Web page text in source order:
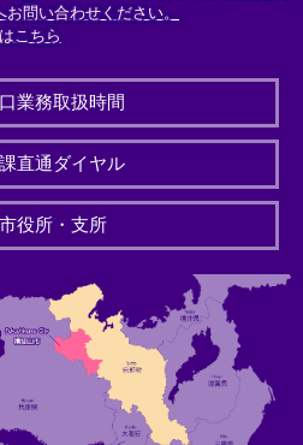
問い合わせください。
こちら
業務取扱時間
直通ダイヤル
市役所・支所